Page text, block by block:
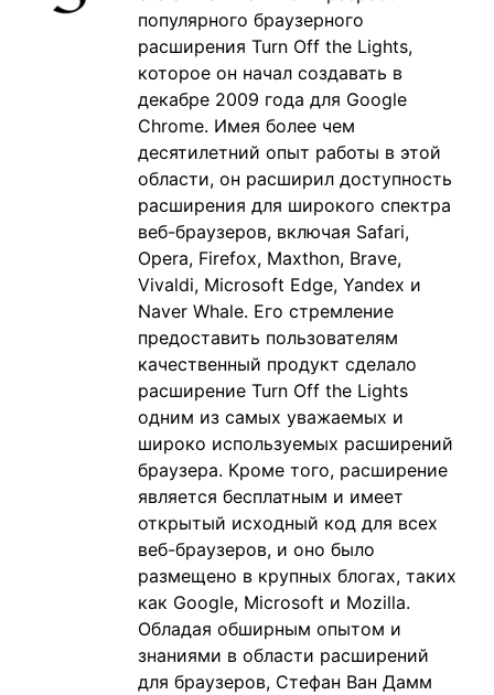
популярного браузерного
расширения Turn Off the Lights,
которое он начал создавать в
декабре 2009 года для Google
Chrome. Имея более чем
десятилетний опыт работы в этой
области, он расширил доступность
расширения для широкого спектра
веб-браузеров, включая Safari,
Opera, Firefox, Maxthon, Brave,
Vivaldi, Microsoft Edge, Yandex и
Naver Whale. Его стремление
предоставить пользователям
качественный продукт сделало
расширение Turn Off the Lights
одним из самых уважаемых и
широко используемых расширений
браузера. Кроме того, расширение
является бесплатным и имеет
открытый исходный код для всех
веб-браузеров, и оно было
размещено в крупных блогах, таких
как Google, Microsoft и Mozilla.
Обладая обширным опытом и
знаниями в области расширений
для браузеров, Стефан Ван Дамм